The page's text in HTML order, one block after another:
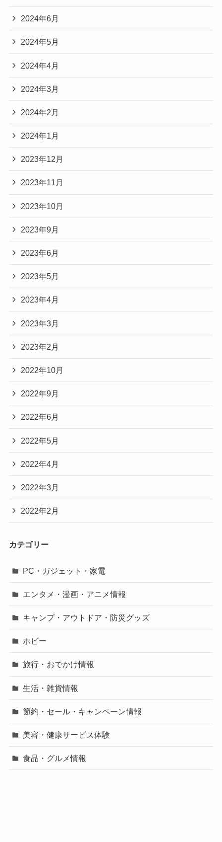
2024年6月
2024年5月
2024年4月
2024年3月
2024年2月
2024年1月
2023年12月
2023年11月
2023年10月
2023年9月
2023年6月
2023年5月
2023年4月
2023年3月
2023年2月
2022年10月
2022年9月
2022年6月
2022年5月
2022年4月
2022年3月
2022年2月
カテゴリー
PC・ガジェット・家電
エンタメ・漫画・アニメ情報
キャンプ・アウトドア・防災グッズ
ホビー
旅行・おでかけ情報
生活・雑貨情報
節約・セール・キャンペーン情報
美容・健康サービス体験
食品・グルメ情報